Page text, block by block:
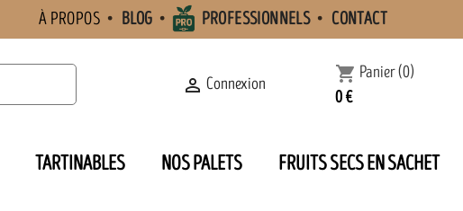
À PROPOS BLOG PROFESSIONNELS CONTACT
 Connexion shopping_cart Panier(0)
0 €
TARTINABLES NOS PALETS FRUITS SECS EN SACHET